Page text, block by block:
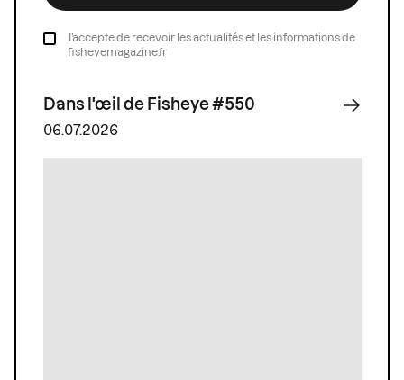
J’accepte de recevoir les actualités et les informations de
fisheyemagazine.fr
Dans l'œil de Fisheye #550
06.07.2026